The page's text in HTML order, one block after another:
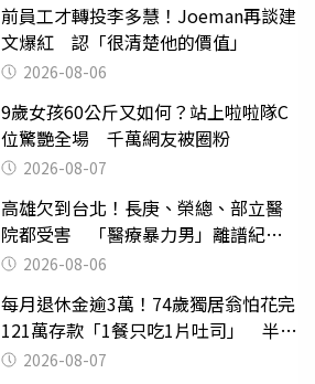
前員工才轉投李多慧！Joeman再談建
文爆紅 認「很清楚他的價值」
2026-08-06
9歲女孩60公斤又如何？站上啦啦隊C
位驚艷全場 千萬網友被圈粉
2026-08-07
高雄欠到台北！長庚、榮總、部立醫
院都受害 「醫療暴力男」離譜紀錄
曝光2026-08-06
每月退休金逾3萬！74歲獨居翁怕花完
121萬存款「1餐只吃1片吐司」 半年
後暴瘦嚇壞女兒
2026-08-07